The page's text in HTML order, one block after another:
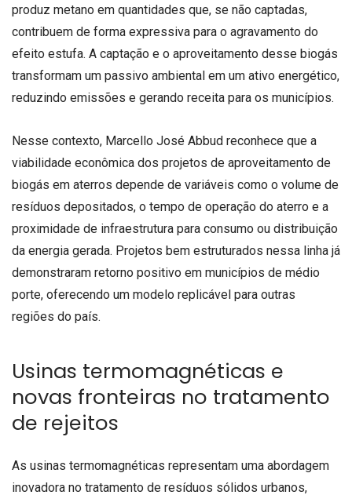
produz metano em quantidades que, se não captadas,
contribuem de forma expressiva para o agravamento do
efeito estufa. A captação e o aproveitamento desse biogás
transformam um passivo ambiental em um ativo energético,
reduzindo emissões e gerando receita para os municípios.
Nesse contexto, Marcello José Abbud reconhece que a
viabilidade econômica dos projetos de aproveitamento de
biogás em aterros depende de variáveis como o volume de
resíduos depositados, o tempo de operação do aterro e a
proximidade de infraestrutura para consumo ou distribuição
da energia gerada. Projetos bem estruturados nessa linha já
demonstraram retorno positivo em municípios de médio
porte, oferecendo um modelo replicável para outras
regiões do país.
Usinas termomagnéticas e
novas fronteiras no tratamento
de rejeitos
As usinas termomagnéticas representam uma abordagem
inovadora no tratamento de resíduos sólidos urbanos,